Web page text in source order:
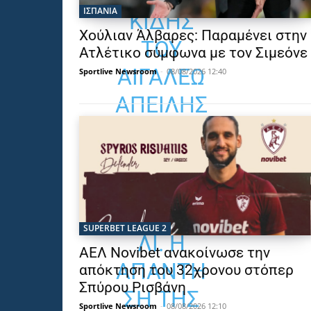
ΚΊΔΗΣ
ΤΟΥ
ΑΙΓΆΛΕΩ
ΑΠΕΊΛΗΣ
ΕΣΤΊΑ
ΤΟΥ
ΜΠΡΙΝΙΌ
ΛΙ. Η
ΑΠΆΝΤΗ
ΣΗ ΤΗΣ
ΙΣΠΑΝΙΑ
Χούλιαν Άλβαρες: Παραμένει στην
Ατλέτικο σύμφωνα με τον Σιμεόνε
Sportlive Newsroom - 08/08/2026 12:40
SUPERBET LEAGUE 2
ΑΕΛ Novibet ανακοίνωσε την
απόκτηση του 32χρονου στόπερ
Σπύρου Ρισβάνη
Sportlive Newsroom - 08/08/2026 12:10